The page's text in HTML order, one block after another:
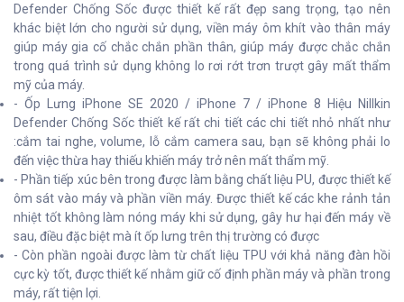
Defender Chống Sốc được thiết kế rất đẹp sang trọng, tạo nên
khác biệt lớn cho người sử dụng, viền máy ôm khít vào thân máy
giúp máy gia cố chắc chắn phần thân, giúp máy được chắc chắn
trong quá trình sử dụng không lo rơi rớt trơn trượt gây mất thẩm
mỹ của máy.
- Ốp Lưng iPhone SE 2020 / iPhone 7 / iPhone 8 Hiệu Nillkin
Defender Chống Sốc thiết kế rất chi tiết các chi tiết nhỏ nhất như
:cắm tai nghe, volume, lỗ cắm camera sau, bạn sẽ không phải lo
đến việc thừa hay thiếu khiến máy trở nên mất thẩm mỹ.
- Phần tiếp xúc bên trong được làm bằng chất liệu PU, được thiết kế
ôm sát vào máy và phần viền máy. Được thiết kế các khe rảnh tản
nhiệt tốt không làm nóng máy khi sử dụng, gây hư hại đến máy về
sau, điều đặc biệt mà ít ốp lưng trên thị trường có được
- Còn phần ngoài được làm từ chất liệu TPU với khả năng đàn hồi
cực kỳ tốt, được thiết kế nhằm giữ cố định phần máy và phần trong
máy, rất tiện lợi.